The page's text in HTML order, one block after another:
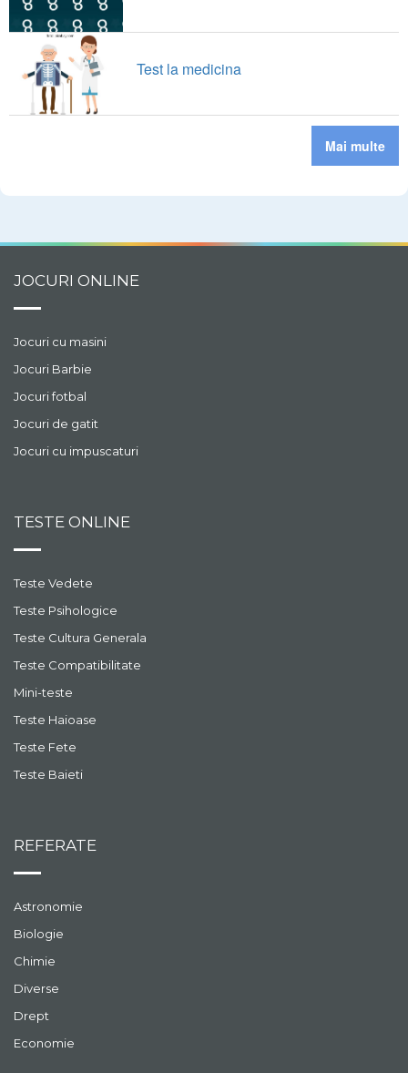
Test la medicina
Mai multe
JOCURI ONLINE
Jocuri cu masini
Jocuri Barbie
Jocuri fotbal
Jocuri de gatit
Jocuri cu impuscaturi
TESTE ONLINE
Teste Vedete
Teste Psihologice
Teste Cultura Generala
Teste Compatibilitate
Mini-teste
Teste Haioase
Teste Fete
Teste Baieti
REFERATE
Astronomie
Biologie
Chimie
Diverse
Drept
Economie